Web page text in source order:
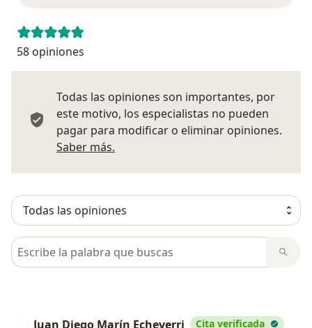
58 opiniones
Todas las opiniones son importantes, por
este motivo, los especialistas no pueden
pagar para modificar o eliminar opiniones.
Saber más.
Busca en opiniones
Juan Diego Marín Echeverri Cita verificada